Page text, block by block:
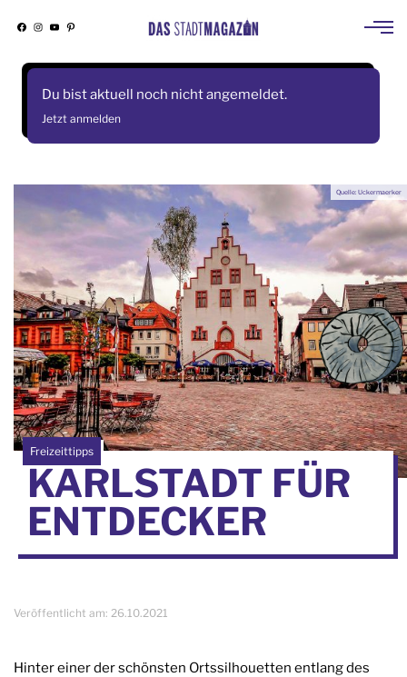
Skip
Facebook
Instagram
YouTube
Pinterest
Du bist aktuell noch nicht angemeldet.
Jetzt anmelden
Quelle: Uckermaerker
Freizeittipps
KARLSTADT FÜR
ENTDECKER
Veröffentlicht am: 26.10.2021
Hinter einer der schönsten Ortssilhouetten entlang des